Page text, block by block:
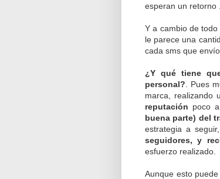
esperan un retorno
Y a cambio de
le parece una
cada sms que
¿Y qué tiene
personal? . Pues
marca, realizando
reputación poco
buena parte) del
estrategia a
seguidores, y
esfuerzo realizado.
Aunque esto